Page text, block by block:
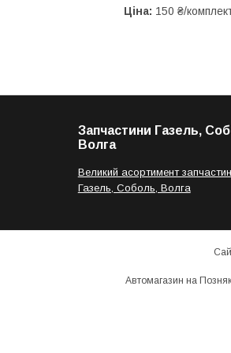
Ціна: 150 ₴/
Запчастини Газель,
Волга
Великий асортимент
Газель, Соболь, Волга